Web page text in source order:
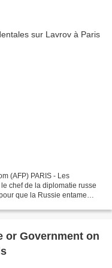
(AFP) PARIS - Les
chef de la diplomatie russe
que la Russie entame
or Government on